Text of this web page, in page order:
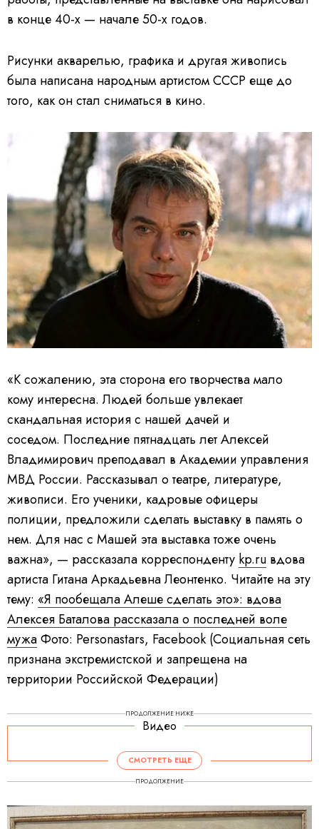
в конце 40-х — начале 50-х годов.
Рисунки акварелью, графика и другая живопись
была написана народным артистом СССР еще до
того, как он стал сниматься в кино.
«К сожалению, эта сторона его творчества мало
кому интересна. Людей больше увлекает
скандальная история с нашей дачей и
соседом. Последние пятнадцать лет Алексей
Владимирович преподавал в Академии управления
МВД России. Рассказывал о театре, литературе,
живописи. Его ученики, кадровые офицеры
полиции, предложили сделать выставку в память о
нем. Для нас с Машей эта выставка тоже очень
важна», — рассказала корреспонденту kp.ru вдова
артиста Гитана Аркадьевна Леонтенко. Читайте на эту
тему: «Я пообещала Алеше сделать это»: вдова
Алексея Баталова рассказала о последней воле
мужаФото: Personastars, Facebook (Социальная сеть
признана экстремистской и запрещена на
территории Российской Федерации)
ПРОДОЛЖЕНИЕ НИЖЕ
Видео
СМОТРЕТЬ ЕЩЕ
ПРОДОЛЖЕНИЕ